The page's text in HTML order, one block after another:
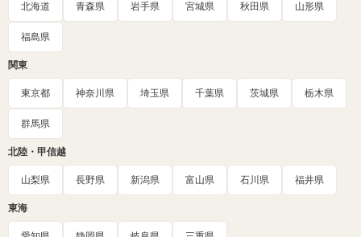
北海道 青森県 岩手県 宮城県 秋田県 山形県
福島県
関東
東京都 神奈川県 埼玉県 千葉県 茨城県 栃木県
群馬県
北陸・甲信越
山梨県 長野県 新潟県 富山県 石川県 福井県
東海